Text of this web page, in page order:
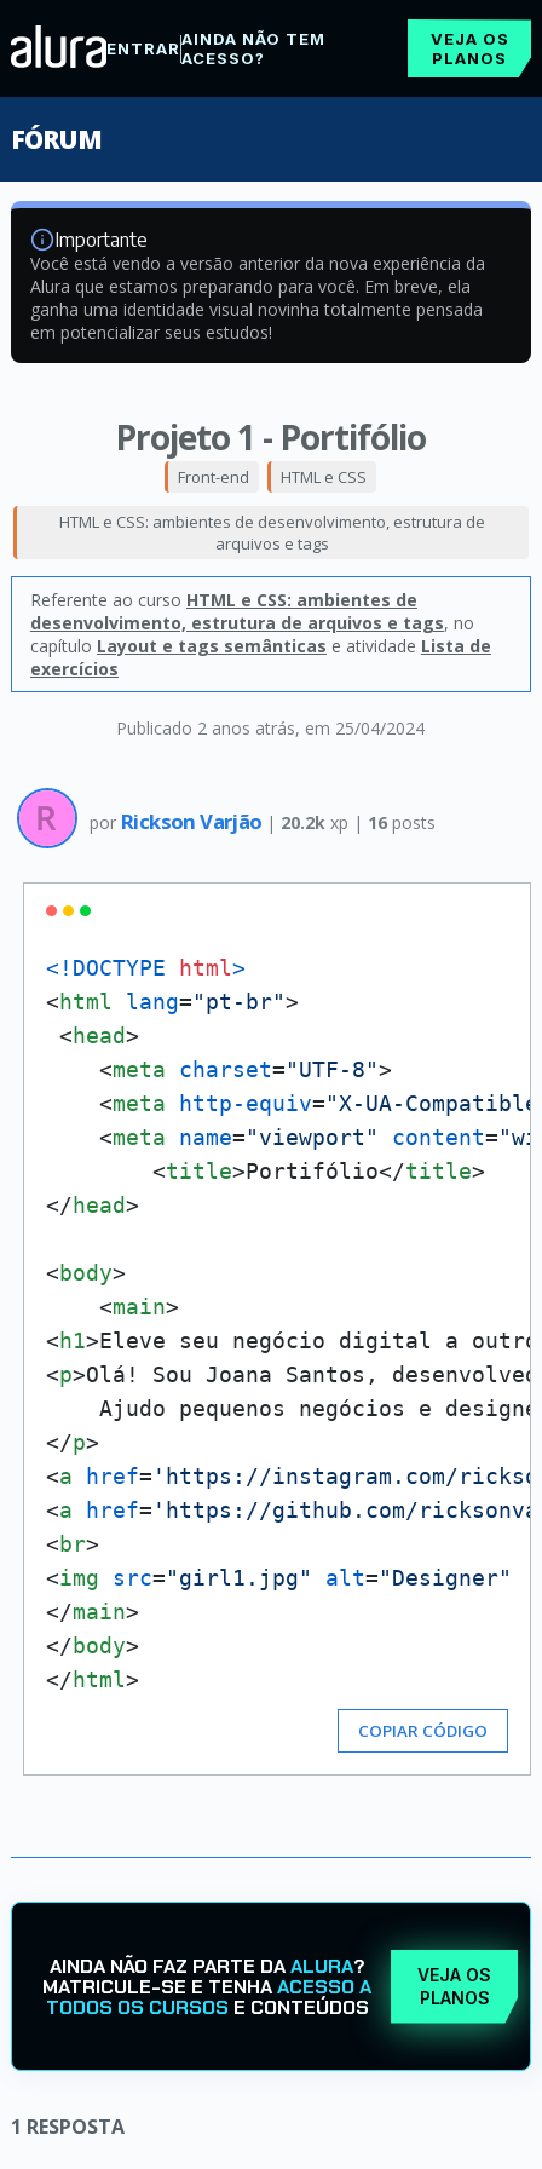
ENTRARAINDA NÃO TEM
ACESSO?
VEJA OS
PLANOS
FÓRUM
Importante
Você está vendo a versão anterior da nova experiência da
Alura que estamos preparando para você. Em breve, ela
ganha uma identidade visual novinha totalmente pensada
em potencializar seus estudos!
Projeto 1 - Portifólio
Publicado 2 anos atrás, em 25/04/2024
Front-end HTML e CSS
HTML e CSS: ambientes de desenvolvimento, estrutura de
arquivos e tags
Referente ao curso HTML e CSS: ambientes de
desenvolvimento, estrutura de arquivos e tags, no
capítulo Layout e tags semânticas e atividade Lista de
exercícios
por Rickson Varjão | 20.2k xp | 16posts
<!DOCTYPE html>
<html lang="pt-br">
<head>
<meta charset="UTF-8">
<meta http-equiv="X-UA-
<meta name="viewport" content=
<title>Portifólio</title>
</head>
<body>
<main>
<h1>Eleve seu negócio digital a
<p>Olá! Sou Joana Santos,
</p>
<a href= 'https://instagram.com/
<a href= 'https://github.com/
<br>
<img src="girl1.jpg" alt="Designer"
</main>
</body>
</html>
COPIAR CÓDIGO
AINDA NÃO FAZ PARTE DAALURA?
MATRICULE-SE E TENHAACESSO A
TODOS OS CURSOS E CONTEÚDOS
VEJA OS
PLANOS
1 RESPOSTA